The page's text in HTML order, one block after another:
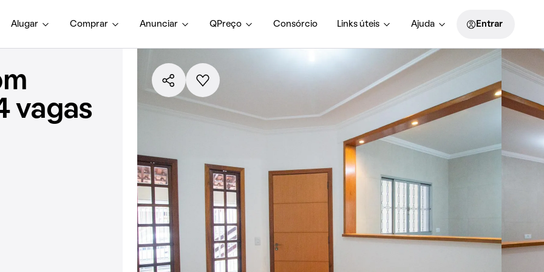
Alugar Comprar Anunciar QPreço Consórcio Links úteis Ajuda Entrar
vagas